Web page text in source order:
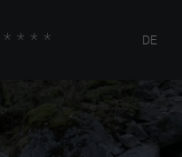
**** DE